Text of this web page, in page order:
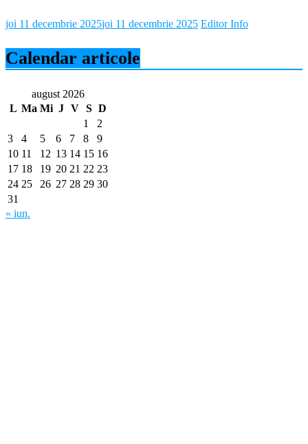
joi 11 decembrie 2025joi 11 decembrie 2025 Editor Info
Calendar articole
august 2026
L Ma Mi J V S D
1
2
3
4 5 6 7 8
9
10 11 12 13 14 15 16
17 18 19 20 21 22 23
24 25 26 27 28 29 30
31
« iun.